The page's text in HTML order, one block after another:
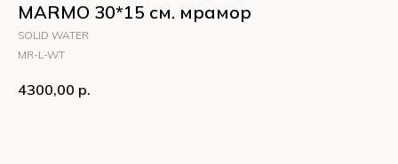
MARMO 30*15 см. мрамор
SOLID WATER
MR-L-WT
4300,00 р.